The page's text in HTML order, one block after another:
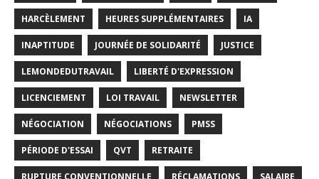
HARCÈLEMENT HEURES SUPPLÉMENTAIRES IA
INAPTITUDE JOURNÉE DE SOLIDARITÉ JUSTICE
LEMONDEDUTRAVAIL LIBERTÉ D'EXPRESSION
LICENCIEMENT LOI TRAVAIL NEWSLETTER
NÉGOCIATION NÉGOCIATIONS PMSS
PÉRIODE D'ESSAI QVT RETRAITE
RUPTURE CONVENTIONNELLE RÉCLAMATIONS SALAIRE